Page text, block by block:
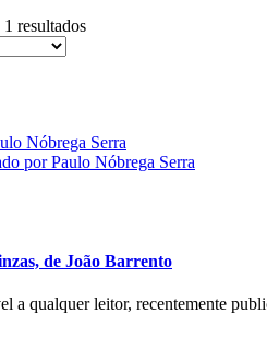
resultados
por Paulo Nóbrega Serra
de João Barrento
a qualquer leitor, recentemente